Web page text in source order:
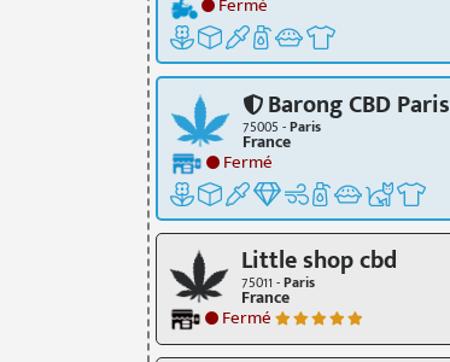
Barong CBD Paris
75005 -Paris
France
Fermé
Little shop cbd
75011 -Paris
France
Fermé